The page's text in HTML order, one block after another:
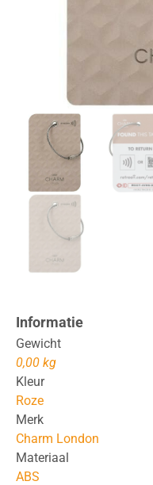
Informatie
Gewicht
0,00 kg
Kleur
Roze
Merk
Charm London
Materiaal
ABS